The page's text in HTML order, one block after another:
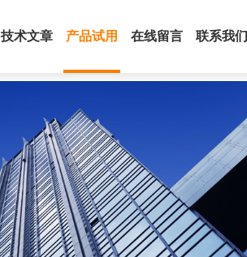
技术文章 产品试用 在线留言 联系我们